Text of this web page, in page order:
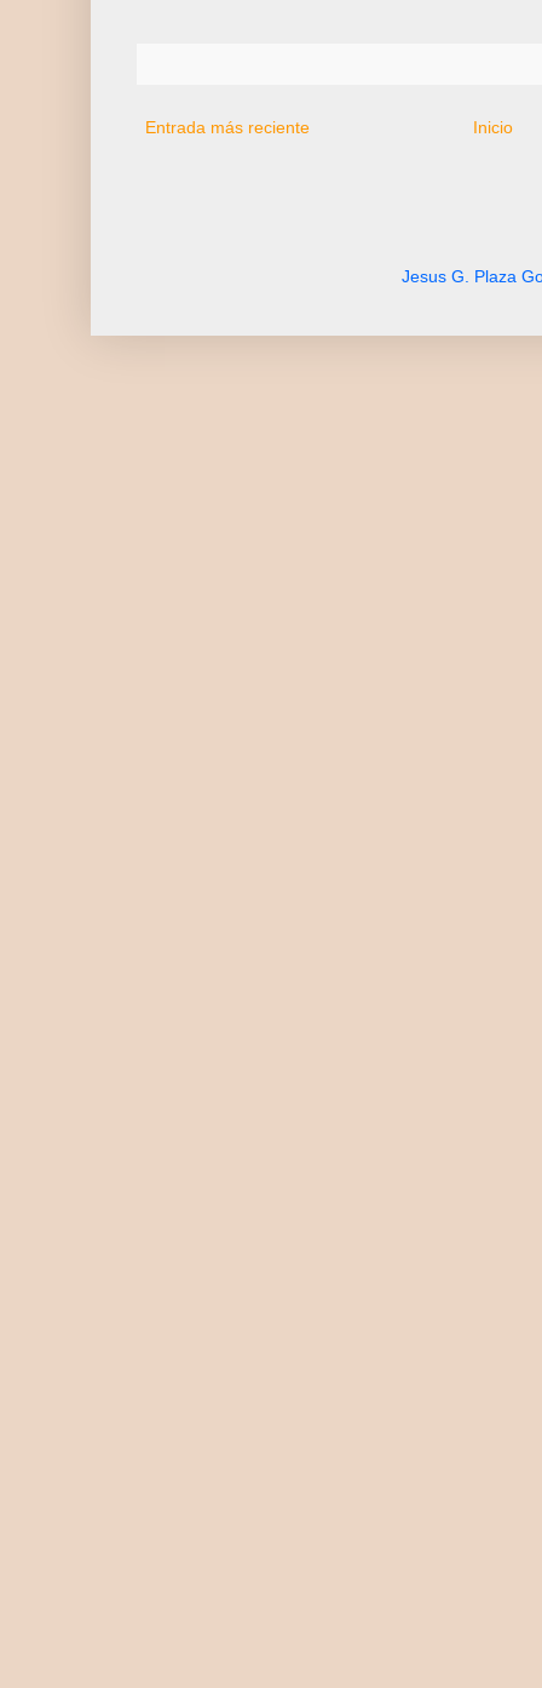
Entrada más reciente Inicio
Jesus G. Plaza